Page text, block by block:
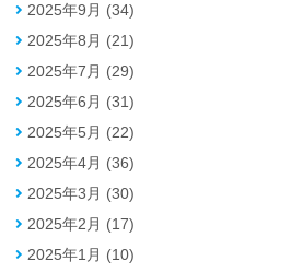
2025年9月 (34)
2025年8月 (21)
2025年7月 (29)
2025年6月 (31)
2025年5月 (22)
2025年4月 (36)
2025年3月 (30)
2025年2月 (17)
2025年1月 (10)